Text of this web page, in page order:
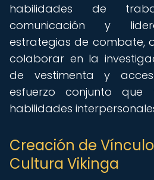
habilidades de
comunicación y
estrategias de combate,
colaborar en la
de vestimenta y
esfuerzo conjunto
habilidades
Creación de
Cultura Vikinga